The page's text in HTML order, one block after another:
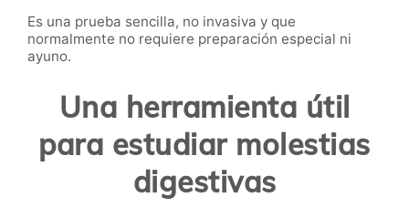
Es una prueba sencilla, no invasiva y que
normalmente no requiere preparación especial ni
ayuno.
Una herramienta útil
para estudiar molestias
digestivas